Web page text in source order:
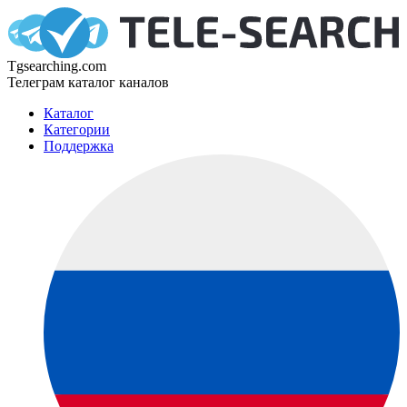
Tgsearching.com
Телеграм каталог каналов
Каталог
Категории
Поддержка